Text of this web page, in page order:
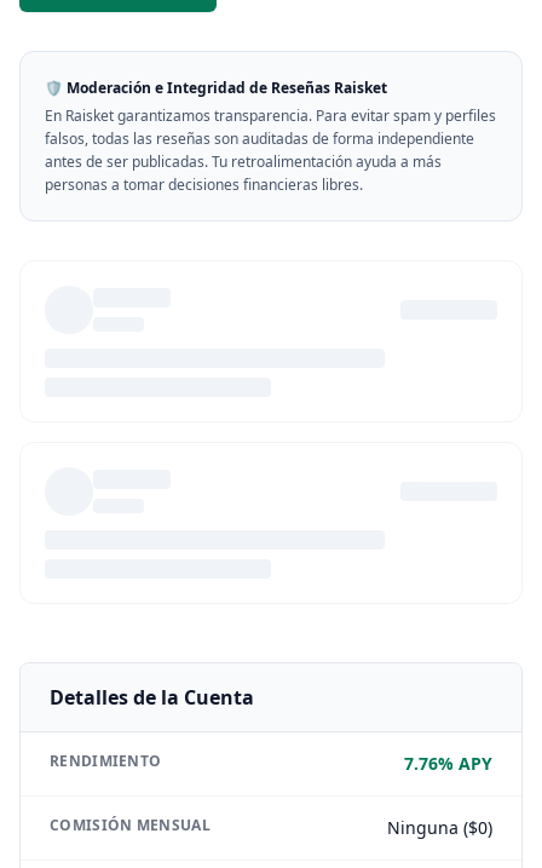
🛡️ Moderación e Integridad de Reseñas Raisket
En Raisket garantizamos transparencia. Para evitar spam y perfiles
falsos, todas las reseñas son auditadas de forma independiente
antes de ser publicadas. Tu retroalimentación ayuda a más
personas a tomar decisiones financieras libres.
Detalles de la Cuenta
RENDIMIENTO 7.76% APY
COMISIÓN MENSUAL Ninguna ($0)